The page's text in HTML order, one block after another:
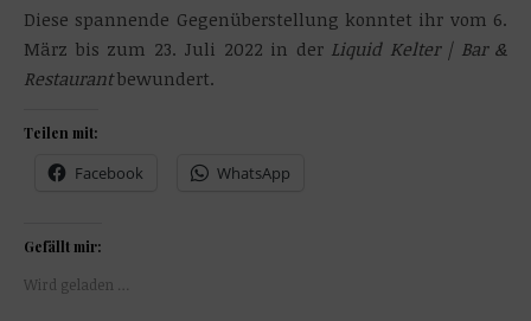
Diese spannende Gegenüberstellung konntet ihr vom 6.
März bis zum 23. Juli 2022 in der Liquid Kelter | Bar &
Restaurantbewundert.
Teilen mit:
Facebook WhatsApp
Gefällt mir:
Wird geladen …